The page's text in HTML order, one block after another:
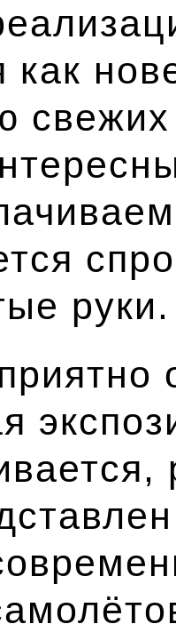
как
руки.